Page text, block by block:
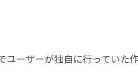
ユーザーが独自に行ってい